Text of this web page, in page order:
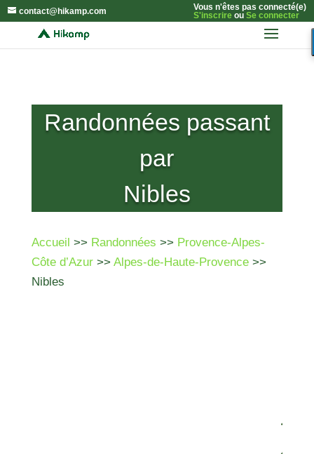
contact@hikamp.com
Vous n'êtes pas connecté(e)
S'inscrireou Se connecter
Randonnées passant
par
Nibles
Accueil >> Randonnées >> Provence-Alpes-
Côte d’Azur>> Alpes-de-Haute-Provence>>
Nibles